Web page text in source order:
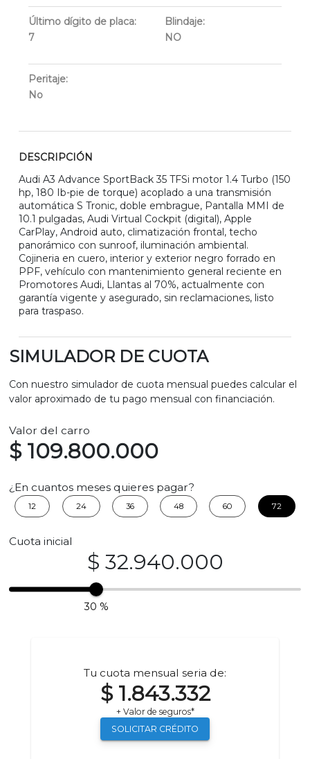
Último dígito de placa:
7
Blindaje:
NO
Peritaje:
No
DESCRIPCIÓN
Audi A3 Advance SportBack 35 TFSi motor 1.4 Turbo (150
hp, 180 Ib-pie de torque) acoplado a una transmisión
automática S Tronic, doble embrague, Pantalla MMI de
10.1 pulgadas, Audi Virtual Cockpit (digital), Apple
CarPlay, Android auto, climatización frontal, techo
panorámico con sunroof, iluminación ambiental.
Cojineria en cuero, interior y exterior negro forrado en
PPF, vehículo con mantenimiento general reciente en
Promotores Audi, Llantas al 70%, actualmente con
garantía vigente y asegurado, sin reclamaciones, listo
para traspaso.
SIMULADOR DE CUOTA
Con nuestro simulador de cuota mensual puedes calcular el
valor aproximado de tu pago mensual con financiación.
Valor del carro
$ 109.800.000
¿En cuantos meses quieres pagar?
12 24 36 48 60 72
Cuota inicial
$ 32.940.000
30 %
Tu cuota mensual seria de:
$ 1.843.332
+ Valor de seguros*
SOLICITAR CRÉDITO